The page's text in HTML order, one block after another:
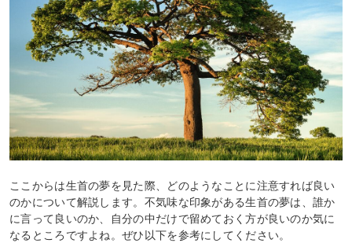
ここからは生首の夢を見た際、どのようなことに注意すれば良い
のかについて解説します。不気味な印象がある生首の夢は、誰か
に言って良いのか、自分の中だけで留めておく方が良いのか気に
なるところですよね。ぜひ以下を参考にしてください。